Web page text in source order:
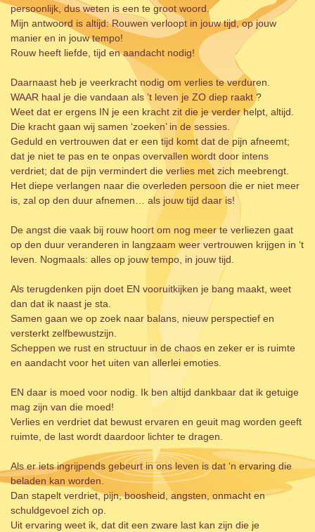
persoonlijk, dus weten is een te groot woord.
Mijn antwoord is altijd: Rouwen verloopt in jouw tijd, op jouw
manier en in jouw tempo!
Rouw heeft liefde, tijd en aandacht nodig!
Daarnaast heb je veerkracht nodig om verlies te verduren.
WAAR haal je die vandaan als ’t leven je ZO diep raakt ?
Weet dat er ergens IN je een kracht zit die je verder helpt, altijd.
Die kracht gaan wij samen ‘zoeken’ in de sessies.
Geduld en vertrouwen dat er een tijd komt dat de pijn afneemt;
dat je niet te pas en te onpas overvallen wordt door intens
verdriet; dat de pijn vermindert die verlies met zich meebrengt.
Het diepe verlangen naar die overleden persoon die er niet meer
is, zal op den duur afnemen… als jouw tijd daar is!
De angst die vaak bij rouw hoort om nog meer te verliezen gaat
op den duur veranderen in langzaam weer vertrouwen krijgen in ‘t
leven. Nogmaals: alles op jouw tempo, in jouw tijd.
Als terugdenken pijn doet EN vooruitkijken je bang maakt, weet
dan dat ik naast je sta.
Samen gaan we op zoek naar balans, nieuw perspectief en
versterkt zelfbewustzijn.
Scheppen we rust en structuur in de chaos en zeker er is ruimte
en aandacht voor het uiten van allerlei emoties.
EN daar is moed voor nodig. Ik ben altijd dankbaar dat ik getuige
mag zijn van die moed!
Verlies en verdriet dat bewust ervaren en geuit mag worden geeft
ruimte, de last wordt daardoor lichter te dragen.
Als er iets ingrijpends gebeurt in ons leven is dat ‘n ervaring die
beladen kan worden.
Dan stapelt verdriet, pijn, boosheid, angsten, onmacht en
schuldgevoel zich op.
Uit ervaring weet ik, dat dit een zware last kan zijn die je